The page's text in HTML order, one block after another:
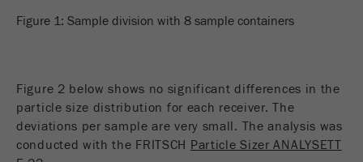
Figure 1: Sample division with 8 sample containers
Figure 2 below shows no significant differences in the
particle size distribution for each receiver. The
deviations per sample are very small. The analysis was
conducted with the FRITSCH Particle Sizer ANALYSETT